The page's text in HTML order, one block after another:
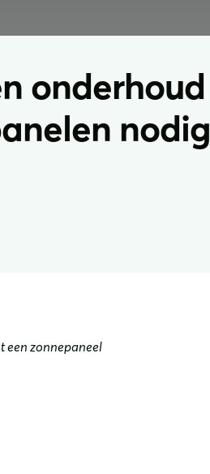
onderhoud
nodig